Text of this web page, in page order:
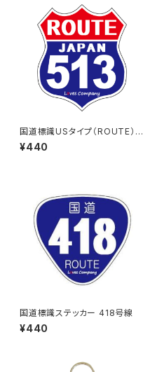
国道標識USタイプ（ROUTE）ス
テッカー 513号線
¥440
国道標識ステッカー 418号線
¥440